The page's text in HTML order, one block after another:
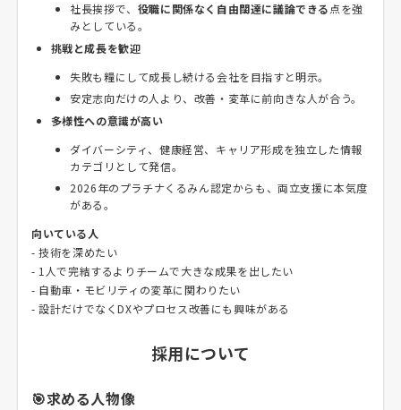
社長挨拶で、 役職に関係なく自由闊達に議論できる点を強
みとしている。
挑戦と成長を歓迎
失敗も糧にして成長し続ける会社を目指すと明示。
安定志向だけの人より、改善・変革に前向きな人が合う。
多様性への意識が高い
ダイバーシティ、健康経営、キャリア形成を独立した情報
カテゴリとして発信。
2026年のプラチナくるみん認定からも、両立支援に本気度
がある。
向いている人
- 技術を深めたい
- 1人で完結するよりチームで大きな成果を出したい
- 自動車・モビリティの変革に関わりたい
- 設計だけでなくDXやプロセス改善にも興味がある
採用について
🎯求める人物像